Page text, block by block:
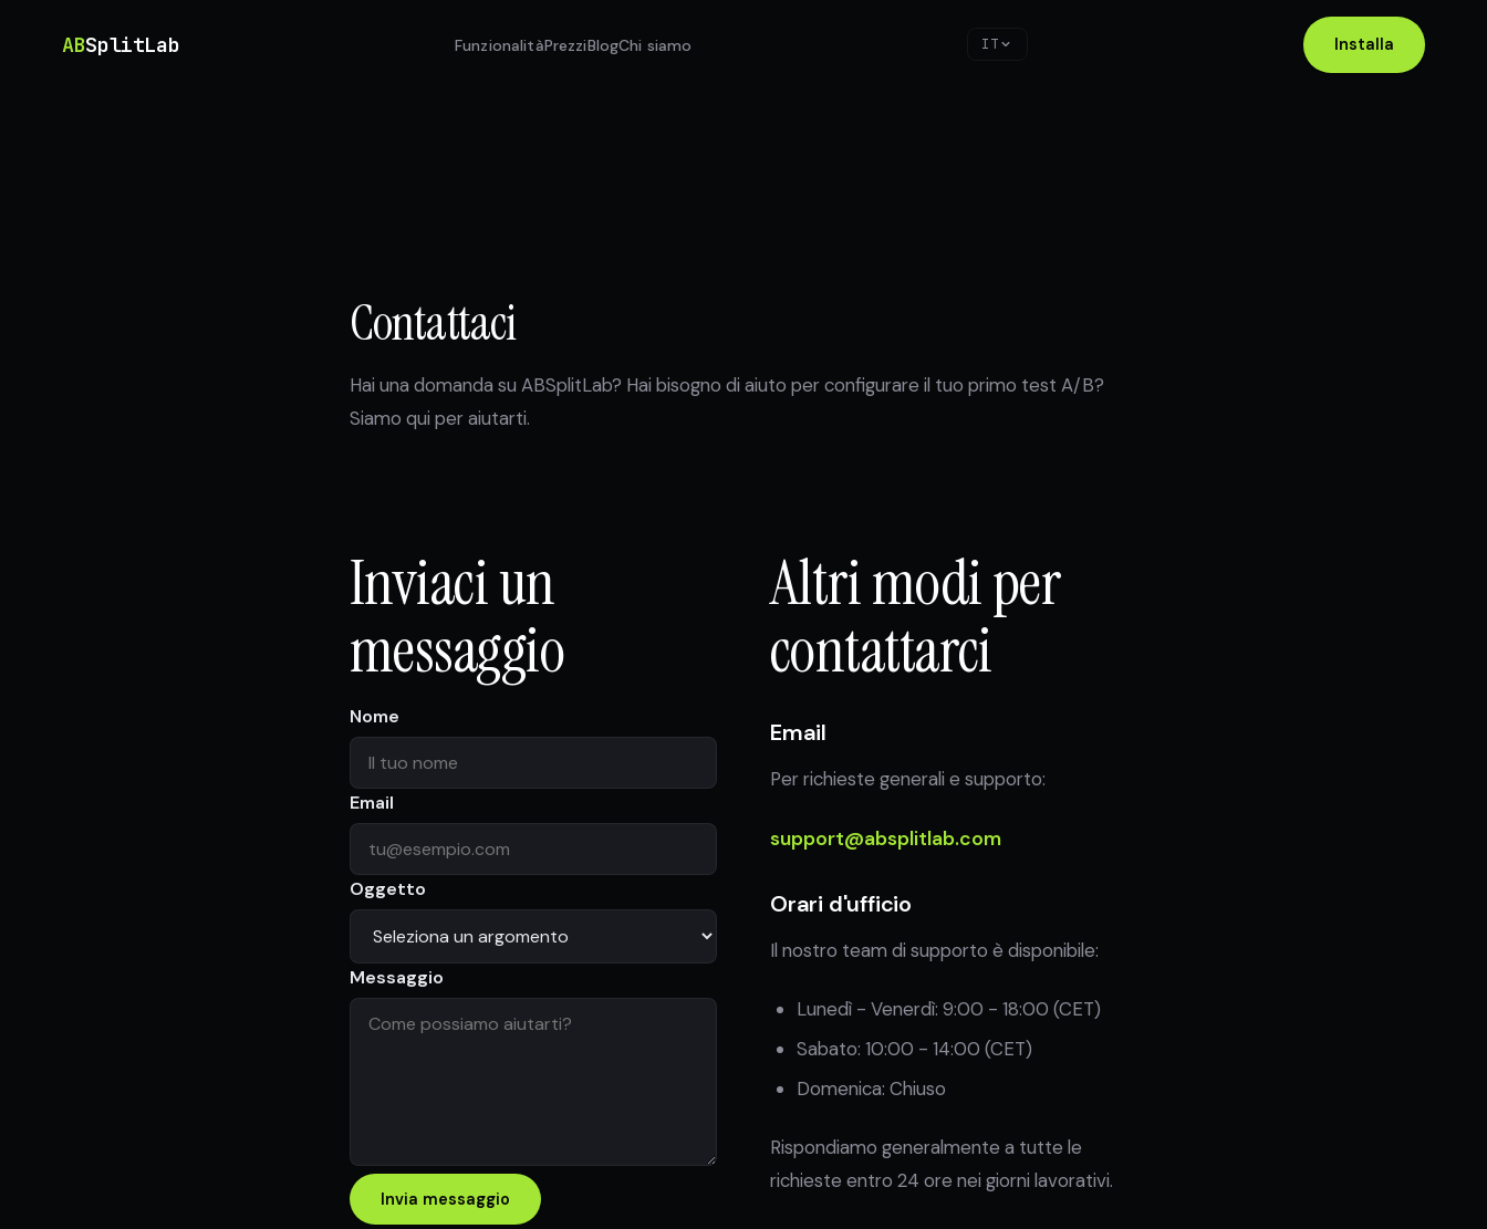
ABSplitLab FunzionalitàPrezziBlogChi siamo IT Installa
Contattaci
Hai una domanda su ABSplitLab? Hai bisogno di aiuto per configurare il tuo primo test A/B?
Siamo qui per aiutarti.
Inviaci un
messaggio
Nome
Email
Oggetto
Messaggio
Invia messaggio
Altri modi per
contattarci
Email
Per richieste generali e supporto:
support@absplitlab.com
Orari d'ufficio
Il nostro team di supporto è disponibile:
Lunedì - Venerdì: 9:00 - 18:00 (CET)
Sabato: 10:00 - 14:00 (CET)
Domenica: Chiuso
Rispondiamo generalmente a tutte le
richieste entro 24 ore nei giorni lavorativi.